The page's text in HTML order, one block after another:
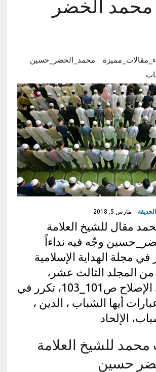
محمد الخضر
محمد_الخضر_حسين
مارس 5, 2018
مقال للشيخ العلامة
وجّه فيه نداءاً
مجلة الهداية الإسلامية
من المجلد الثالث عشر،
والدعوة إلى الإصلاح ص101_103، تكرر في
أيها الشباب ، الدين ،
الإلحاد
للشيخ العلامة
حسين